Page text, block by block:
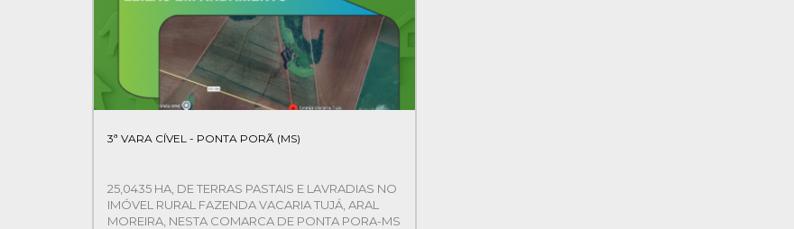
3ª VARA CÍVEL - PONTA PORÃ (MS)
25,0435 HA, DE TERRAS PASTAIS E LAVRADIAS NO
IMÓVEL RURAL FAZENDA VACARIA TUJÁ, ARAL
MOREIRA, NESTA COMARCA DE PONTA PORA-MS